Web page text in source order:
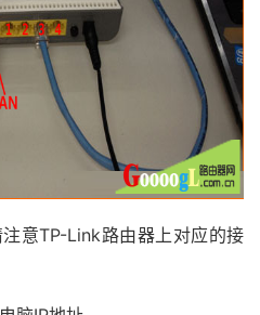
意TP-Link路由器上对应的接